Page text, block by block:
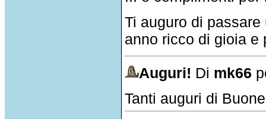
Ti auguro di
anno ricco di gioia e
Auguri! Di mk66
Tanti auguri di